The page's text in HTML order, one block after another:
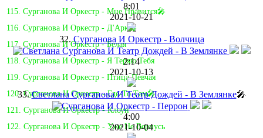
115. Сурганова И Оркестр - Мне Нравится🎤
116. Сурганова И Оркестр - Д'Арк🎤
117. Сурганова И Оркестр - Белая
118. Сурганова И Оркестр - Я Теряю Тебя
119. Сурганова И Оркестр - Птица Певчая
120. Сурганова И Оркестр - Где-То Там🎤
121. Сурганова И Оркестр - Клоун
122. Сурганова И Оркестр - Уже Не Вернусь
8:01
2021-10-21
32.Сурганова И Оркестр - Волчица
2:14
2021-10-13
33.Светлана Сурганова И Театр Дождей - В Землянке🎤
4:00
2021-10-04